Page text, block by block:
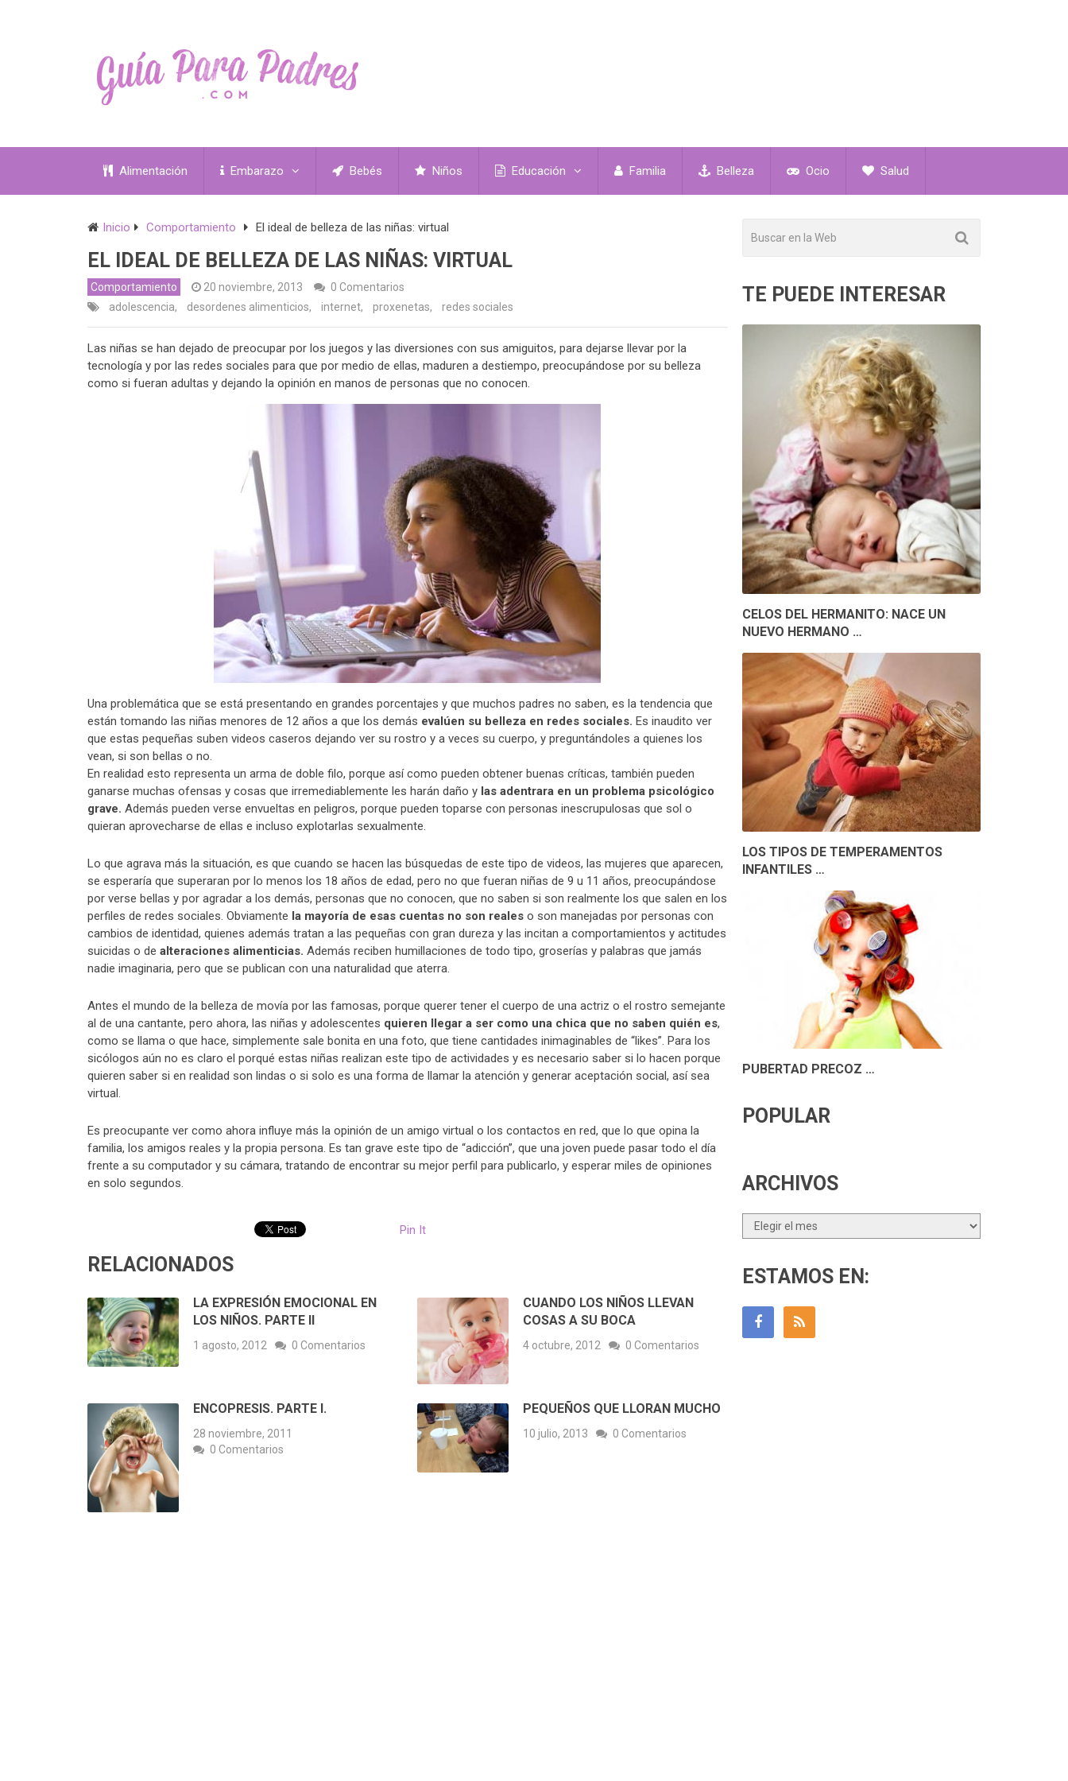
Alimentación Embarazo Bebés Niños Educación Familia Belleza Ocio Salud
Inicio Comportamiento El ideal de belleza de las niñas: virtual
EL IDEAL DE BELLEZA DE LAS NIÑAS: VIRTUAL
Comportamiento 20 noviembre, 2013
0 Comentarios
adolescencia, desordenes alimenticios, internet, proxenetas, redes sociales
Las niñas se han dejado de preocupar por los juegos y las diversiones con sus amiguitos, para dejarse llevar por la
tecnología y por las redes sociales para que por medio de ellas, maduren a destiempo, preocupándose por su belleza
como si fueran adultas y dejando la opinión en manos de personas que no conocen.
Una problemática que se está presentando en grandes porcentajes y que muchos padres no saben, es la tendencia que
están tomando las niñas menores de 12 años a que los demás evalúen su belleza en redes sociales. Es inaudito ver
que estas pequeñas suben videos caseros dejando ver su rostro y a veces su cuerpo, y preguntándoles a quienes los
vean, si son bellas o no.
En realidad esto representa un arma de doble filo, porque así como pueden obtener buenas críticas, también pueden
ganarse muchas ofensas y cosas que irremediablemente les harán daño y las adentrara en un problema psicológico
grave. Además pueden verse envueltas en peligros, porque pueden toparse con personas inescrupulosas que sol o
quieran aprovecharse de ellas e incluso explotarlas sexualmente.
Lo que agrava más la situación, es que cuando se hacen las búsquedas de este tipo de videos, las mujeres que aparecen,
se esperaría que superaran por lo menos los 18 años de edad, pero no que fueran niñas de 9 u 11 años, preocupándose
por verse bellas y por agradar a los demás, personas que no conocen, que no saben si son realmente los que salen en los
perfiles de redes sociales. Obviamente la mayoría de esas cuentas no son reales o son manejadas por personas con
cambios de identidad, quienes además tratan a las pequeñas con gran dureza y las incitan a comportamientos y actitudes
suicidas o de alteraciones alimenticias. Además reciben humillaciones de todo tipo, groserías y palabras que jamás
nadie imaginaria, pero que se publican con una naturalidad que aterra.
Antes el mundo de la belleza de movía por las famosas, porque querer tener el cuerpo de una actriz o el rostro semejante
al de una cantante, pero ahora, las niñas y adolescentes quieren llegar a ser como una chica que no saben quién es,
como se llama o que hace, simplemente sale bonita en una foto, que tiene cantidades inimaginables de “likes”. Para los
sicólogos aún no es claro el porqué estas niñas realizan este tipo de actividades y es necesario saber si lo hacen porque
quieren saber si en realidad son lindas o si solo es una forma de llamar la atención y generar aceptación social, así sea
virtual.
Es preocupante ver como ahora influye más la opinión de un amigo virtual o los contactos en red, que lo que opina la
familia, los amigos reales y la propia persona. Es tan grave este tipo de “adicción”, que una joven puede pasar todo el día
frente a su computador y su cámara, tratando de encontrar su mejor perfil para publicarlo, y esperar miles de opiniones
en solo segundos.
Pin It
RELACIONADOS
LA EXPRESIÓN EMOCIONAL EN
LOS NIÑOS. PARTE II
1 agosto, 2012 0 Comentarios
CUANDO LOS NIÑOS LLEVAN
COSAS A SU BOCA
4 octubre, 2012 0 Comentarios
ENCOPRESIS. PARTE I.
28 noviembre, 2011
0 Comentarios
PEQUEÑOS QUE LLORAN MUCHO
10 julio, 2013 0 Comentarios
TE PUEDE INTERESAR
CELOS DEL HERMANITO: NACE UN
NUEVO HERMANO …
LOS TIPOS DE TEMPERAMENTOS
INFANTILES …
PUBERTAD PRECOZ …
POPULAR
ARCHIVOS
Archivos
ESTAMOS EN: